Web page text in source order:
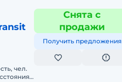
Снята с
продажи
Получить предложения